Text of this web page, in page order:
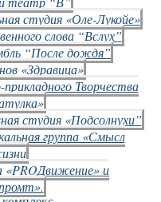
студия «Оле-Лукойе»
слова “Вслух”
“После дождя”
«Здравица»
Творчества
студия «Подсолнухи”
группа «Смысл
«PROДвижение» и